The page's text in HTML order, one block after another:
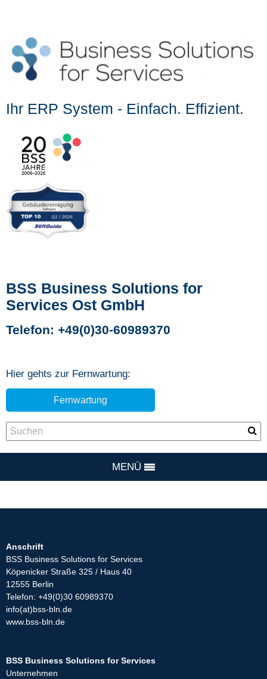
Ihr ERP System - Einfach. Effizient.
BSS Business Solutions for
Services Ost GmbH
Telefon: +49(0)30-60989370
Hier gehts zur Fernwartung:
Fernwartung
MENÜ
Anschrift
BSS Business Solutions for Services
Köpenicker Straße 325 / Haus 40
12555 Berlin
Telefon: +49(0)30 60989370
info(at)bss-bln.de
www.bss-bln.de
BSS Business Solutions for Services
Unternehmen